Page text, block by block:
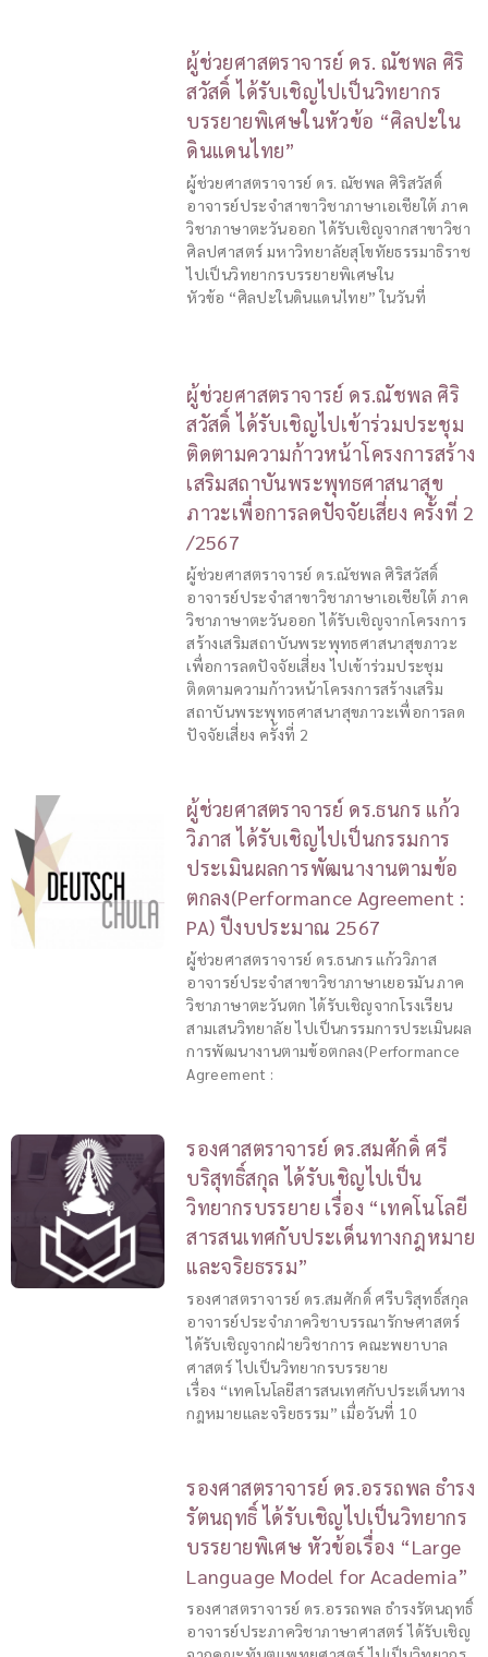
ผู้ช่วยศาสตราจารย์ ดร. ณัชพล ศิริ
สวัสดิ์ ได้รับเชิญไปเป็นวิทยากร
บรรยายพิเศษในหัวข้อ “ศิลปะใน
ดินแดนไทย”
ผู้ช่วยศาสตราจารย์ ดร. ณัชพล ศิริสวัสดิ์
อาจารย์ประจำสาขาวิชาภาษาเอเชียใต้ ภาค
วิชาภาษาตะวันออก ได้รับเชิญจากสาขาวิชา
ศิลปศาสตร์ มหาวิทยาลัยสุโขทัยธรรมาธิราช
ไปเป็นวิทยากรบรรยายพิเศษใน
หัวข้อ “ศิลปะในดินแดนไทย” ในวันที่
ผู้ช่วยศาสตราจารย์ ดร.ณัชพล ศิริ
สวัสดิ์ ได้รับเชิญไปเข้าร่วมประชุม
ติดตามความก้าวหน้าโครงการสร้าง
เสริมสถาบันพระพุทธศาสนาสุข
ภาวะเพื่อการลดปัจจัยเสี่ยง ครั้งที่ 2
/2567
ผู้ช่วยศาสตราจารย์ ดร.ณัชพล ศิริสวัสดิ์
อาจารย์ประจำสาขาวิชาภาษาเอเชียใต้ ภาค
วิชาภาษาตะวันออก ได้รับเชิญจากโครงการ
สร้างเสริมสถาบันพระพุทธศาสนาสุขภาวะ
เพื่อการลดปัจจัยเสี่ยง ไปเข้าร่วมประชุม
ติดตามความก้าวหน้าโครงการสร้างเสริม
สถาบันพระพุทธศาสนาสุขภาวะเพื่อการลด
ปัจจัยเสี่ยง ครั้งที่ 2
ผู้ช่วยศาสตราจารย์ ดร.ธนกร แก้ว
วิภาส ได้รับเชิญไปเป็นกรรมการ
ประเมินผลการพัฒนางานตามข้อ
ตกลง(Performance Agreement :
PA) ปีงบประมาณ 2567
ผู้ช่วยศาสตราจารย์ ดร.ธนกร แก้ววิภาส
อาจารย์ประจำสาขาวิชาภาษาเยอรมัน ภาค
วิชาภาษาตะวันตก ได้รับเชิญจากโรงเรียน
สามเสนวิทยาลัย ไปเป็นกรรมการประเมินผล
การพัฒนางานตามข้อตกลง(Performance
Agreement :
รองศาสตราจารย์ ดร.สมศักดิ์ ศรี
บริสุทธิ์สกุล ได้รับเชิญไปเป็น
วิทยากรบรรยาย เรื่อง “เทคโนโลยี
สารสนเทศกับประเด็นทางกฎหมาย
และจริยธรรม”
รองศาสตราจารย์ ดร.สมศักดิ์ ศรีบริสุทธิ์สกุล
อาจารย์ประจำภาควิชาบรรณารักษศาสตร์
ได้รับเชิญจากฝ่ายวิชาการ คณะพยาบาล
ศาสตร์ ไปเป็นวิทยากรบรรยาย
เรื่อง “เทคโนโลยีสารสนเทศกับประเด็นทาง
กฎหมายและจริยธรรม” เมื่อวันที่ 10
รองศาสตราจารย์ ดร.อรรถพล ธำรง
รัตนฤทธิ์ ได้รับเชิญไปเป็นวิทยากร
บรรยายพิเศษ หัวข้อเรื่อง “Large
Language Model for Academia”
รองศาสตราจารย์ ดร.อรรถพล ธำรงรัตนฤทธิ์
อาจารย์ประภาควิชาภาษาศาสตร์ ได้รับเชิญ